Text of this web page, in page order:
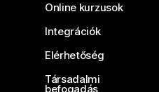
Online kurzusok
Integrációk
Elérhetőség
Társadalmi
befogadás